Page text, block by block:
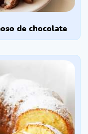
de chocolate